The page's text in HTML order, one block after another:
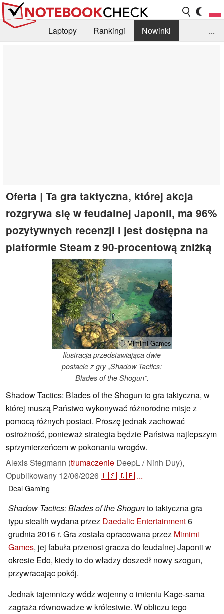
Laptopy Rankingi
Nowinki
...
Oferta | Ta gra taktyczna, której akcja
rozgrywa się w feudalnej Japonii, ma 96%
pozytywnych recenzji i jest dostępna na
platformie Steam z 90-procentową zniżką
ⓘ Mimimi Games
Ilustracja przedstawiająca dwie
postacie z gry „Shadow Tactics:
Blades of the Shogun”.
Shadow Tactics: Blades of the Shogun to gra taktyczna, w
której muszą Państwo wykonywać różnorodne misje z
pomocą różnych postaci. Proszę jednak zachować
ostrożność, ponieważ strategia będzie Państwa najlepszym
sprzymierzeńcem w pokonaniu wrogów.
Alexis Stegmann (tłumaczenie DeepL / Ninh Duy),
Opublikowany 12/06/2026🇺🇸🇩🇪 ...
DealGaming
Shadow Tactics: Blades of the Shogunto taktyczna gra
typu stealth wydana przez Daedalic Entertainment6
grudnia 2016 r. Gra została opracowana przez Mimimi
Games, jej fabuła przenosi gracza do feudalnej Japonii w
okresie Edo, kiedy to do władzy doszedł nowy szogun,
przywracając pokój.
Jednak tajemniczy wódz wojenny o imieniu Kage-sama
zagraża równowadze w królestwie. W obliczu tego